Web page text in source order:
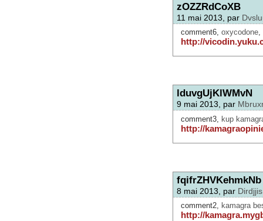
zOZZRdCoXB
11 mai 2013, par
comment6, oxycodone,
http://
lduvgUjKlWMvN
9 mai 2013, par
comment3, kup
http://
fqifrZHVKehmkNb
8 mai 2013, par Dirdjjis
comment2, kamagra
http://